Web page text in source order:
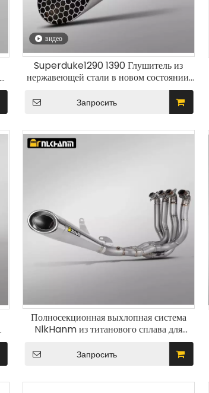
видео
Superduke1290 1390 Глушитель из
нержавеющей стали в новом состоянии,
модификация выхлопной системы
мотоцикла на заказ
Запросить
Полносекционная выхлопная система
NlkHanm из титанового сплава для
мотоциклов Ninja H2 H2R 2015-2025,
состояние новая, упакованная в коробку
Запросить